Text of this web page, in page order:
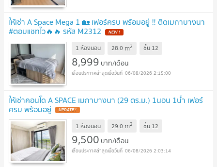
ให้เช่า A Space Mega 1 🏡 เฟอร์ครบ พร้อมอยู่ ‼️ ติดเมกาบางนา
#ตอบแชทไว🔥🔥 รหัส M2312
1 ห้องนอน 28.0 m2 ชั้น 12
8,999 บาท/เดือน
06/08/2026 2:15:00
ให้เช่าคอนโด A SPACE เมกาบางนา (29 ตร.ม.) 1นอน 1น้ำ เฟอร์
ครบ พร้อมอยู่
1 ห้องนอน 29.0 m2 ชั้น 12
9,500 บาท/เดือน
06/08/2026 2:03:14